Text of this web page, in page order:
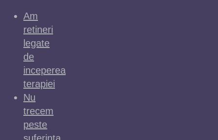
Am
retineri
legate
de
inceperea
terapiei
Nu
trecem
peste
suferinta